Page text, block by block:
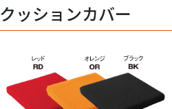
クッションカバー